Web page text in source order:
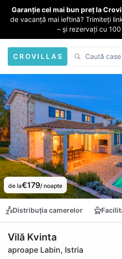
Garanție cel mai bun preț la
de vacanță mai ieftină? Trimiteți
– și rezervați cu
CROVILLAS
de la€179/ noapte
Distribuția camerelor
Vilă Kvinta
aproape Labin, Istria